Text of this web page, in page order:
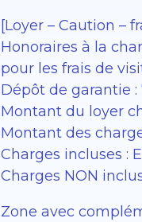
[Loyer – Caution –
Honoraires à la
pour les frais de
Dépôt de garantie :
Montant du loyer
Montant des
Charges incluses :
Charges NON
Zone avec